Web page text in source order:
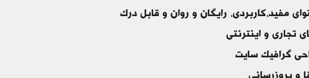
مفید،کاربردی، رایگان و روان و قابل درک
تجاری و اینترنتی
گرافیک سایت